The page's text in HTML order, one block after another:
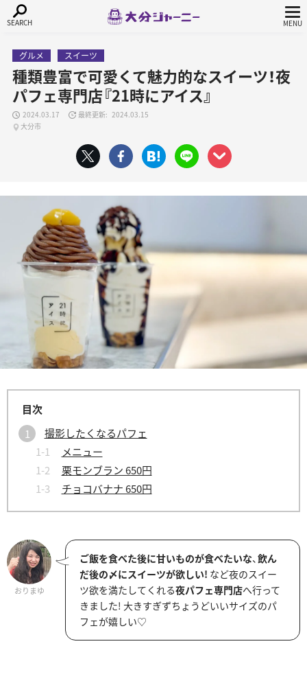
グルメ スイーツ
種類豊富で可愛くて魅力的なスイーツ！夜
パフェ専門店『21時にアイス』
2024.03.17
2024.03.15
大分市
撮影したくなるパフェ
メニュー
栗モンブラン 650円
チョコバナナ 650円
おりまゆ
ご飯を食べた後に甘いものが食べたいな、飲ん
だ後の〆にスイーツが欲しい! など夜のスイー
ツ欲を満たしてくれる夜パフェ専門店へ行って
きました! 大きすぎずちょうどいいサイズのパ
フェが嬉しい♡